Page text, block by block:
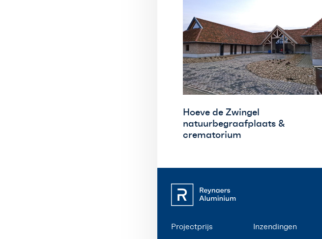
Hoeve de Zwingel
natuurbegraafplaats &
crematorium
Projectprijs Inzendingen